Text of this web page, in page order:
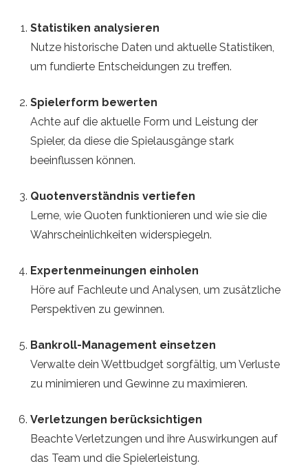
Statistiken analysieren
Nutze historische Daten und aktuelle Statistiken,
um fundierte Entscheidungen zu treffen.
Spielerform bewerten
Achte auf die aktuelle Form und Leistung der
Spieler, da diese die Spielausgänge stark
beeinflussen können.
Quotenverständnis vertiefen
Lerne, wie Quoten funktionieren und wie sie die
Wahrscheinlichkeiten widerspiegeln.
Expertenmeinungen einholen
Höre auf Fachleute und Analysen, um zusätzliche
Perspektiven zu gewinnen.
Bankroll-Management einsetzen
Verwalte dein Wettbudget sorgfältig, um Verluste
zu minimieren und Gewinne zu maximieren.
Verletzungen berücksichtigen
Beachte Verletzungen und ihre Auswirkungen auf
das Team und die Spielerleistung.